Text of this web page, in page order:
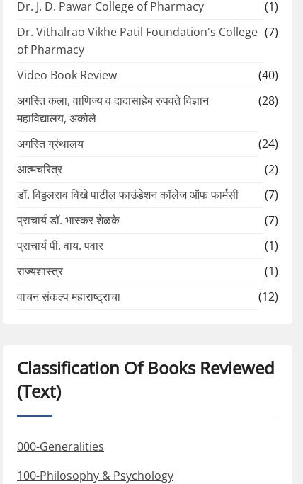
Dr. J. D. Pawar College of Pharmacy
(1)
Dr. Vithalrao Vikhe Patil Foundation's College
of Pharmacy
(7)
Video Book Review
(40)
अगस्ति कला, वाणिज्य व दादासाहेब रुपवते विज्ञान
महाविद्यालय, अकोले
(28)
अगस्ति ग्रंथालय
(24)
आत्मचरित्र
(2)
डॉ. विठ्ठलराव विखे पाटील फाउंडेशन कॉलेज ऑफ फार्मसी
(7)
प्राचार्य डॉ. भास्कर शेळके
(7)
प्राचार्य पी. वाय. पवार
(1)
राज्यशास्त्र
(1)
वाचन संकल्प महाराष्ट्राचा
(12)
Classification Of Books Reviewed
(Text)
000-Generalities
100-Philosophy & Psychology